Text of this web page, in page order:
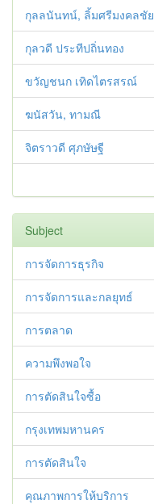
กุลลนันทน์, ลิ้มศรีมงคลชัย
กุลวดี ประทีปถิ่นทอง
ขวัญชนก เทิดไตรสรณ์
ฆนัสวัน, ทามณี
จิตราวดี ศุภษัษฐี
Subject
การจัดการธุรกิจ
การจัดการและกลยุทธ์
การตลาด
ความพึงพอใจ
การตัดสินใจซื้อ
กรุงเทพมหานคร
การตัดสินใจ
คุณภาพการให้บริการ